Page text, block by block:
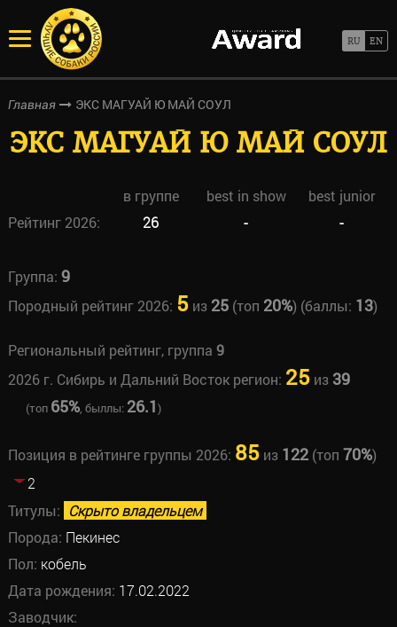
Главная ЭКС МАГУАЙ Ю МАЙ СОУЛ
ЭКС МАГУАЙ Ю МАЙ СОУЛ
в группе best in show
best junior
Рейтинг 2026:
26 - -
Группа: 9
Породный рейтинг 2026: 5из 25(топ 20%) (баллы: 13)
Региональный рейтинг, группа 9
2026 г. Сибирь и Дальний Восток регион: 25из 39
(топ 65%, быллы: 26.1)
Позиция в рейтинге группы 2026: 85из 122(топ 70%)
2
Титулы: Скрыто владельцем
Порода: Пекинес
Пол: кобель
Дата рождения: 17.02.2022
Заводчик: